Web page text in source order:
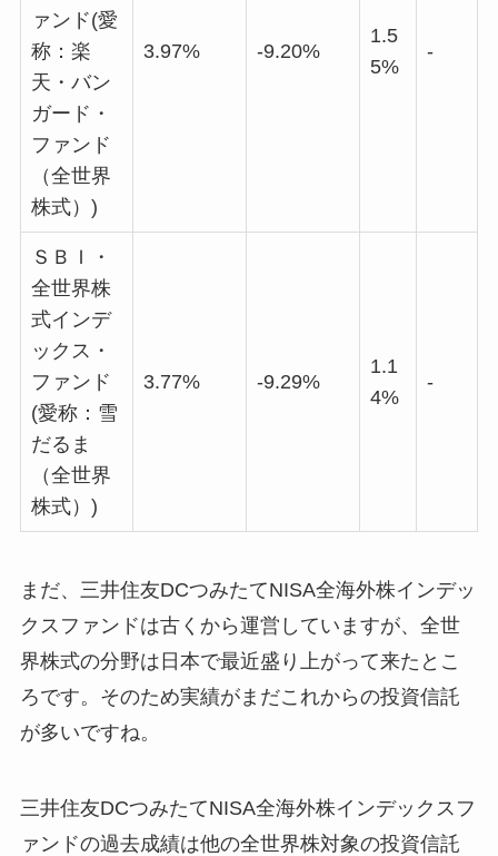
ァンド(愛
称：楽
天・バン
ガード・
ファンド
（全世界
株式）)
3.97% -9.20%
1.5
5%
-
ＳＢＩ・
全世界株
式インデ
ックス・
ファンド
(愛称：雪
だるま
（全世界
株式）)
3.77% -9.29%
1.1
4%
-
まだ、三井住友DCつみたてNISA全海外株インデッ
クスファンドは古くから運営していますが、全世
界株式の分野は日本で最近盛り上がって来たとこ
ろです。そのため実績がまだこれからの投資信託
が多いですね。
三井住友DCつみたてNISA全海外株インデックスフ
ァンドの過去成績は他の全世界株対象の投資信託